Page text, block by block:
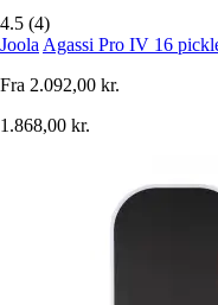
4.5 (4)
Joola Agassi Pro IV 16
Fra 2.092,00 kr.
1.868,00 kr.